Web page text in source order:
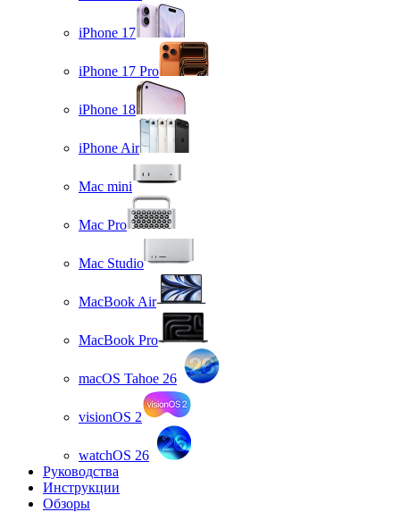
iPhone 17
iPhone 17 Pro
iPhone 18
iPhone Air
Mac mini
Mac Pro
Mac Studio
MacBook Air
MacBook Pro
macOS Tahoe 26
visionOS 2
watchOS 26
Руководства
Инструкции
Обзоры